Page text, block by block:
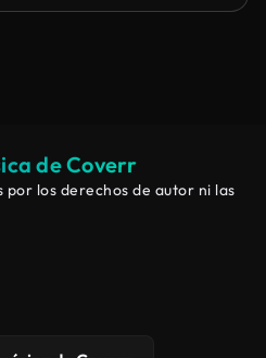
de Coverr
por los derechos de autor ni las